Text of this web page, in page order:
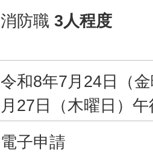
消防職 3人程度
令和8年7月24日（
月27日（木曜日）
電子申請